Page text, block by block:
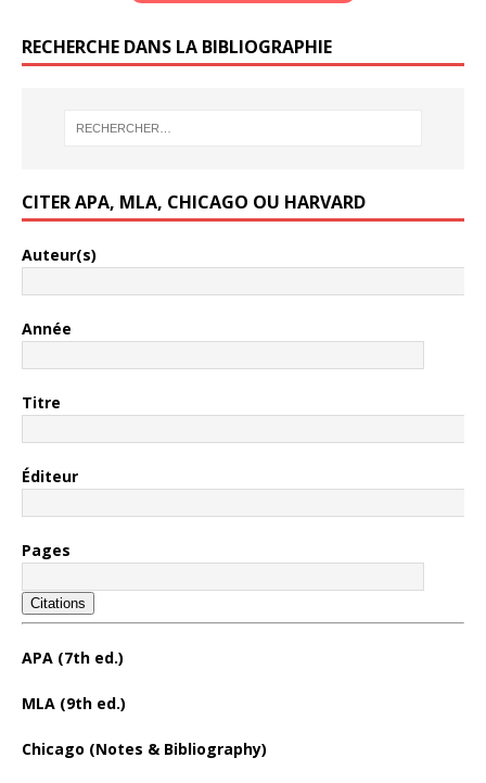
RECHERCHE DANS LA BIBLIOGRAPHIE
CITER APA, MLA, CHICAGO OU HARVARD
Auteur(s)
Année
Titre
Éditeur
Pages
Citations
APA (7th ed.)
MLA (9th ed.)
Chicago (Notes & Bibliography)